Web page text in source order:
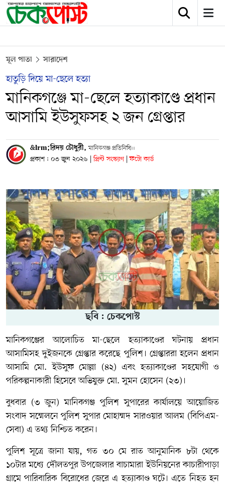
মূল পাতা সারাদেশ
হাতুড়ি দিয়ে মা-ছেলে হত্যা
মানিকগঞ্জে মা-ছেলে হত্যাকাণ্ডে প্রধান
আসামি ইউসুফসহ ২ জন গ্রেপ্তার
&lrm;রিদয় চৌধুরী,মানিকগঞ্জ প্রতিনিধি::
প্রকাশ : ০৩ জুন ২০২৬ | প্রিন্ট সংস্করণ | ফটো কার্ড
ছবি : চেকপোস্ট
মানিকগঞ্জের আলোচিত মা-ছেলে হত্যাকাণ্ডের ঘটনায় প্রধান
আসামিসহ দুইজনকে গ্রেপ্তার করেছে পুলিশ। গ্রেপ্তাররা হলেন প্রধান
আসামি মো. ইউসুফ মোল্লা (৪২) এবং হত্যাকাণ্ডের সহযোগী ও
পরিকল্পনাকারী হিসেবে অভিযুক্ত মো. সুমন হোসেন (২৩)।
বুধবার (৩ জুন) মানিকগঞ্জ পুলিশ সুপারের কার্যালয়ে আয়োজিত
সংবাদ সম্মেলনে পুলিশ সুপার মোহাম্মদ সারওয়ার আলম (বিপিএম-
সেবা) এ তথ্য নিশ্চিত করেন।
পুলিশ সূত্রে জানা যায়, গত ৩০ মে রাত আনুমানিক ৮টা থেকে
১০টার মধ্যে দৌলতপুর উপজেলার বাচামারা ইউনিয়নের কাচারীপাড়া
গ্রামে পারিবারিক বিরোধের জেরে এ হত্যাকাণ্ড ঘটে। এতে নিহত হন